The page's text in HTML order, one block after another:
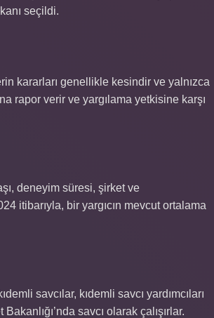
seçildi.
kararları genellikle kesindir ve yalnızca
rapor verir ve yargılama yetkisine karşı
deneyim süresi, şirket ve
itibarıyla, bir yargıcın mevcut ortalama
savcılar, kıdemli savcı yardımcıları
savcı olarak çalışırlar.